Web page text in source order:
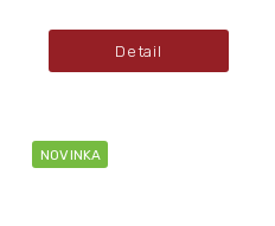
Detail
NOVINKA